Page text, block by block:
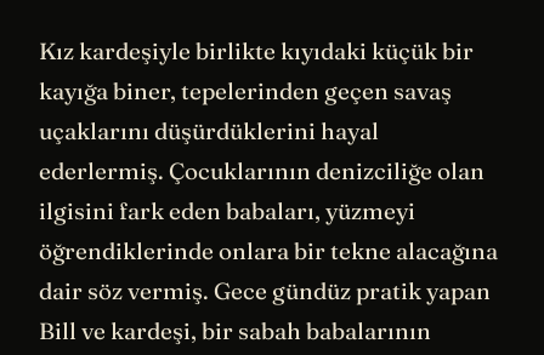
Kız kardeşiyle birlikte kıyıdaki küçük bir
kayığa biner, tepelerinden geçen savaş
uçaklarını düşürdüklerini hayal
ederlermiş. Çocuklarının denizciliğe olan
ilgisini fark eden babaları, yüzmeyi
öğrendiklerinde onlara bir tekne alacağına
dair söz vermiş. Gece gündüz pratik yapan
Bill ve kardeşi, bir sabah babalarının